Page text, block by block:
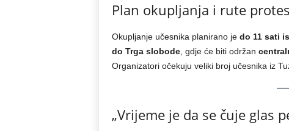
Plan okupljanja i rute
Okupljanje učesnika planirano je do 11 sati
do Trga slobode, gdje će biti održan
Organizatori očekuju veliki broj učesnika iz
„Vrijeme je da se čuje glas